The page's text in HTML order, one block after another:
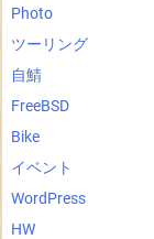
Photo
ツーリング
自鯖
FreeBSD
Bike
イベント
WordPress
HW